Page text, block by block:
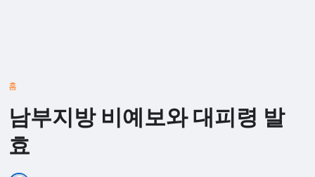
홈
남부지방 비예보와 대피령 발
효